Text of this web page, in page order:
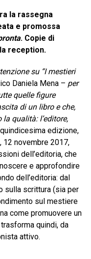
la rassegna
e promossa
. Copie di
reception.
su “I mestieri
Daniela Mena – per
quelle figure
di un libro e che,
qualità: l’editore,
edizione,
12 novembre 2017,
dell’editoria, che
e approfondire
dell’editoria: dal
sulla scrittura (sia per
sul mestiere
come promuovere un
quindi, da
attivo.